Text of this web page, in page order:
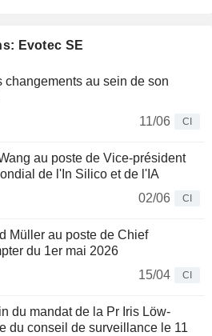
Evotec SE
changements au sein de son
11/06
CI
au poste de Vice-président
de l'In Silico et de l'IA
02/06
CI
Müller au poste de Chief
du 1er mai 2026
15/04
CI
du mandat de la Pr Iris Löw-
du conseil de surveillance le 11